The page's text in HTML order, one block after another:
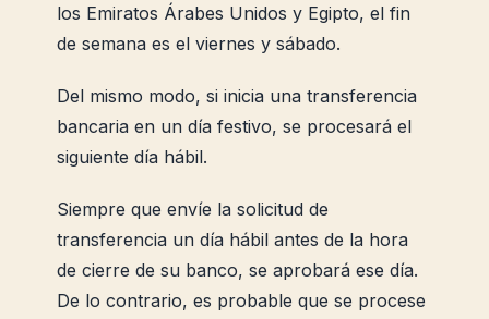
los Emiratos Árabes Unidos y Egipto, el fin
de semana es el viernes y sábado.
Del mismo modo, si inicia una transferencia
bancaria en un día festivo, se procesará el
siguiente día hábil.
Siempre que envíe la solicitud de
transferencia un día hábil antes de la hora
de cierre de su banco, se aprobará ese día.
De lo contrario, es probable que se procese